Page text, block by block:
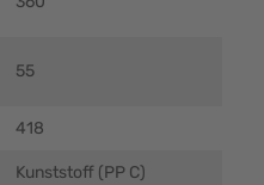
55
418
Kunststoff (PP C)